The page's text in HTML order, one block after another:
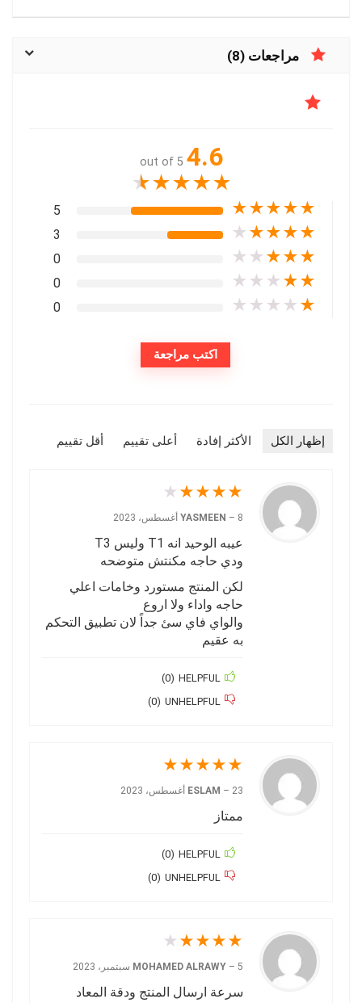
مراجعات (8)
4.6
out of 5
★
★
★
★
★
★
★
★
★
★
5
★
★
★
★
★
3
★
★
★
★
★
0
★
★
★
★
★
0
★
★
★
★
★
0
اكتب مراجعة
إظهار الكل الأكثر إفادة أعلى تقييم أقل تقييم
★
★
★
★
★
YASMEEN – 8 أغسطس، 2023
عيبه الوحيد انه T1 وليس T3
ودي حاجه مكنتش متوضحه
لكن المنتج مستورد وخامات اعلي
حاجه واداء ولا اروع
والواي فاي سئ جداً لان تطبيق التحكم
به عقيم
HELPFUL
(
0
)
UNHELPFUL
(
0
)
★
★
★
★
★
ESLAM – 23 أغسطس، 2023
ممتاز
HELPFUL
(
0
)
UNHELPFUL
(
0
)
★
★
★
★
★
MOHAMED ALRAWY – 5 سبتمبر، 2023
سرعة ارسال المنتج ودقة المعاد